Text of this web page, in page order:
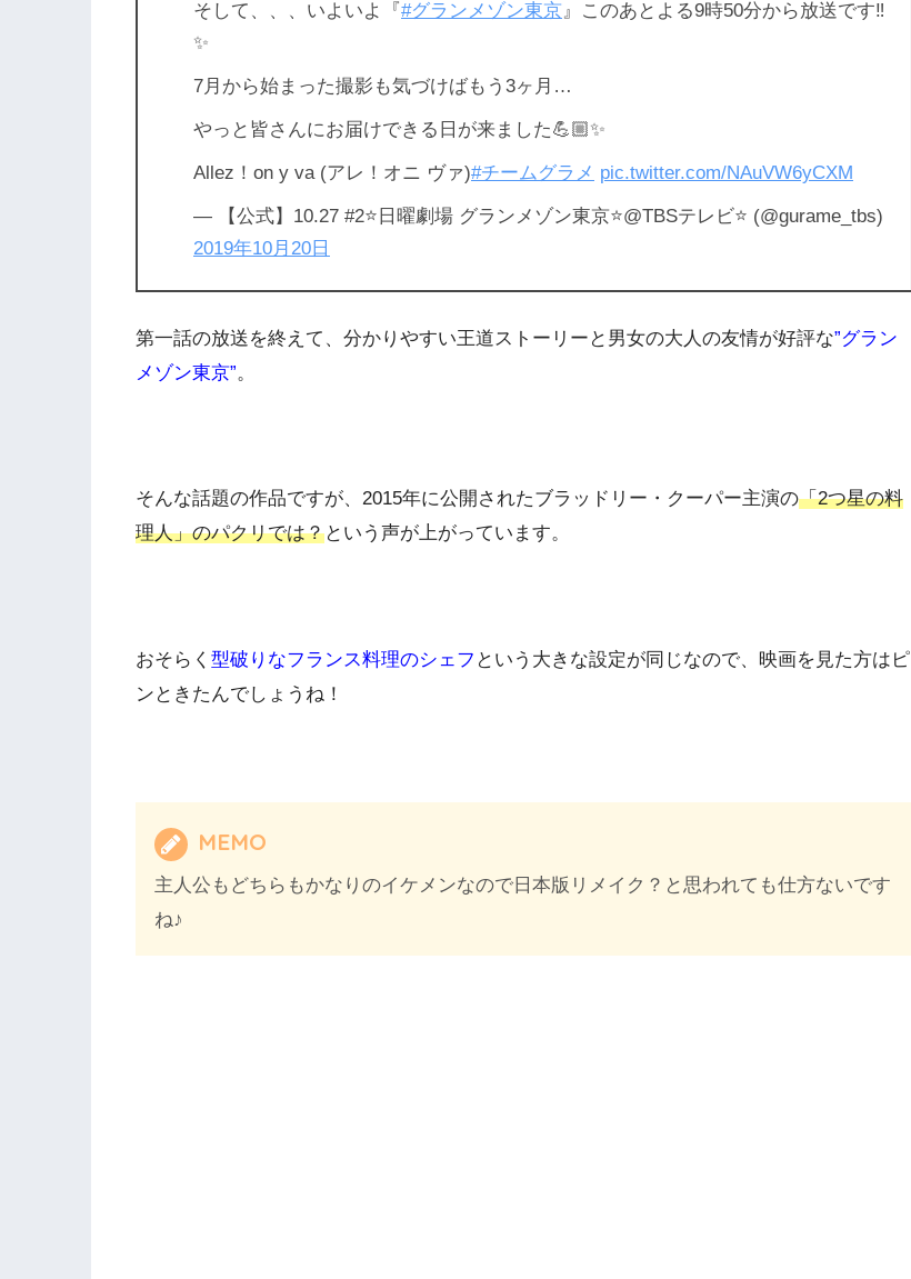
そして、、、いよいよ『 #グランメゾン東京』このあとよる9時50分から放送です‼️
✨
7月から始まった撮影も気づけばもう3ヶ月…
やっと皆さんにお届けできる日が来ました💪🏼✨
Allez！on y va (アレ！オニ ヴァ)#チームグラメ pic.twitter.com/NAuVW6yCXM
— 【公式】10.27 #2⭐️日曜劇場 グランメゾン東京⭐️@TBSテレビ⭐️ (@gurame_tbs)
2019年10月20日
第一話の放送を終えて、分かりやすい王道ストーリーと男女の大人の友情が好評な”グラン
メゾン東京”。
そんな話題の作品ですが、2015年に公開されたブラッドリー・クーパー主演の「2つ星の料
理人」のパクリでは？という声が上がっています。
おそらく 型破りなフランス料理のシェフ という大きな設定が同じなので、映画を見た方はピ
ンときたんでしょうね！
MEMO
主人公もどちらもかなりのイケメンなので日本版リメイク？と思われても仕方ないです
ね♪